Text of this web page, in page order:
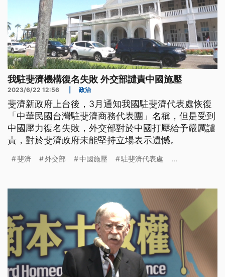
我駐斐濟機構復名失敗 外交部譴責中國施壓
2023/6/22 12:56 政治
斐濟新政府上台後，3月通知我國駐斐濟代表處恢復
「中華民國台灣駐斐濟商務代表團」名稱，但是受到
中國壓力復名失敗，外交部對於中國打壓給予嚴厲譴
責，對於斐濟政府未能堅持立場表示遺憾。
斐濟 外交部 中國施壓 駐斐濟代表處 ...